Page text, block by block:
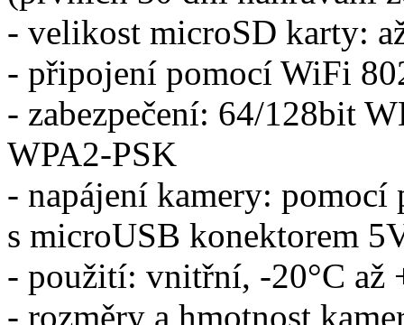
- velikost microSD karty:
- připojení pomocí WiFi
- zabezpečení: 64/128bit
WPA2-PSK
- napájení kamery: pomocí
s microUSB konektorem
- použití: vnitřní, -20°C až
- rozměry a hmotnost